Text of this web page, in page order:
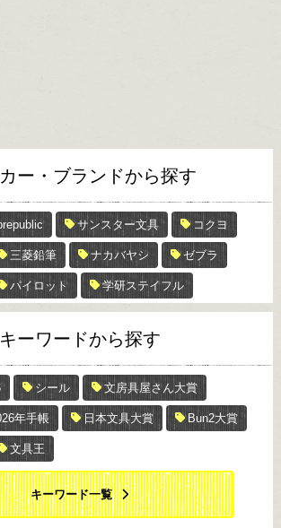
ー・ブランドから探す
サンスター文具 コクヨ
三菱鉛筆 ナカバヤシ ゼブラ
パイロット 学研ステイフル
キーワードから探す
シール 文房具屋さん大賞
年手帳 日本文具大賞 Bun2大賞
文具王
キーワード一覧